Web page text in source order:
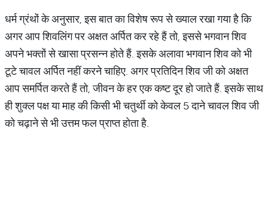
धर्म ग्रंथों के अनुसार, इस बात का विशेष रूप से ख्याल रखा गया है कि
अगर आप शिवलिंग पर अक्षत अर्पित कर रहे हैं तो, इससे भगवान शिव
अपने भक्तों से खासा प्रसन्न होते हैं. इसके अलावा भगवान शिव को भी
टूटे चावल अर्पित नहीं करने चाहिए. अगर प्रतिदिन शिव जी को अक्षत
आप समर्पित करते हैं तो, जीवन के हर एक कष्ट दूर हो जाते हैं. इसके साथ
ही शुक्ल पक्ष या माह की किसी भी चतुर्थी को केवल 5 दाने चावल शिव जी
को चढ़ाने से भी उत्तम फल प्राप्त होता है.